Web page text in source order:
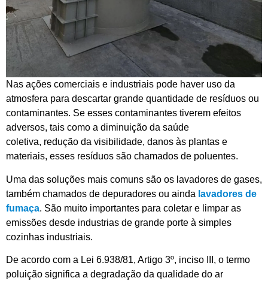
Nas ações comerciais e industriais pode haver uso da
atmosfera para descartar grande quantidade de resíduos ou
contaminantes. Se esses contaminantes tiverem efeitos
adversos, tais como a diminuição da saúde
coletiva, redução da visibilidade, danos às plantas e
materiais, esses resíduos são chamados de poluentes.
Uma das soluções mais comuns são os lavadores de gases,
também chamados de depuradores ou ainda lavadores de
fumaça. São muito importantes para coletar e limpar as
emissões desde industrias de grande porte à simples
cozinhas industriais.
De acordo com a Lei 6.938/81, Artigo 3º, inciso III, o termo
poluição significa a degradação da qualidade do ar